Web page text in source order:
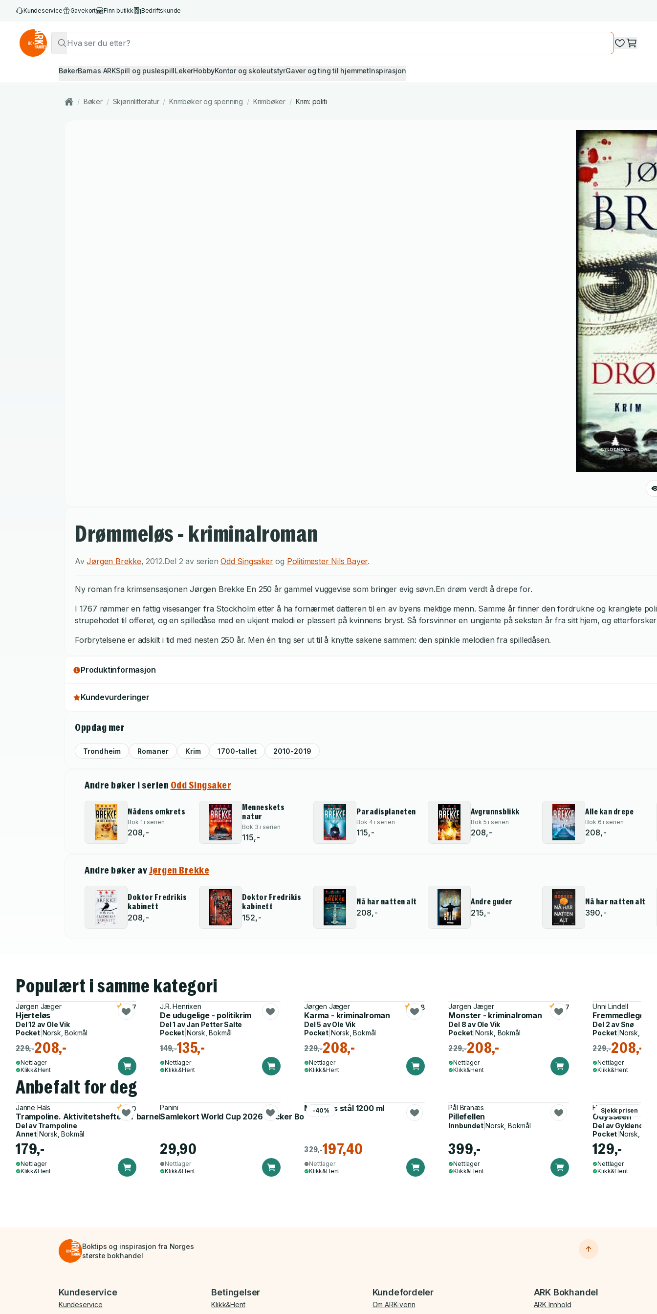
Kundeservice Gavekort Finn butikk Bedriftskunde
BøkerBarnas ARKSpill og puslespillLekerHobbyKontor og skoleutstyrGaver og ting til hjemmetInspirasjon
/ Bøker / Skjønnlitteratur / Krimbøker og spenning / Krimbøker / Krim: politi
Drømmeløs - kriminalroman
AvJørgen Brekke,2012.Del 2 av serienOdd Singsakerog Politimester Nils Bayer.
Ny roman fra krimsensasjonen Jørgen Brekke En 250 år gammel vuggevise som bringer evig søvn.En drøm verdt å drepe for.
I 1767 rømmer en fattig visesanger fra Stockholm etter å ha fornærmet datteren til en av byens mektige menn. Samme år finner den fordrukne og kranglete
strupehodet til offeret, og en spilledåse med en ukjent melodi er plassert på kvinnens bryst. Så forsvinner en ungjente på seksten år fra sitt hjem, og
Forbrytelsene er adskilt i tid med nesten 250 år. Men én ting ser ut til å knytte sakene sammen: den spinkle melodien fra spilledåsen.
Produktinformasjon
Kundevurderinger
Oppdag mer
Trondheim Romaner Krim 1700-tallet 2010-2019
Andre bøker i serien Odd Singsaker
Nådens omkrets
Bok 1 i serien
208,-
Menneskets
natur
Bok 3 i serien
115,-
Paradisplaneten
Bok 4 i serien
115,-
Avgrunnsblikk
Bok 5 i serien
208,-
Alle kan drepe
Bok 6 i serien
208,-
Andre bøker avJørgen Brekke
Doktor Fredrikis
kabinett
208,-
Doktor Fredrikis
kabinett
152,-
Nå har natten alt
208,-
Andre guder
215,-
Nå har natten alt
390,-
Populært i samme kategori
Jørgen Jæger
Hjerteløs
4.7
Del 12 av Ole Vik
Pocket| Norsk, Bokmål
229,-208,-
Nettlager
Klikk&Hent
J.R. Henrixen
De udugelige - politikrim
Del 1 avJan Petter Salte
Pocket| Norsk, Bokmål
149,-135,-
Nettlager
Klikk&Hent
Jørgen Jæger
Karma - kriminalroman
4.8
Del 5 avOle Vik
Pocket Norsk, Bokmål
229,-208,-
Nettlager
Klikk&Hent
Jørgen Jæger
Monster - kriminalroman
4.7
Del 8 av Ole Vik
Pocket Norsk, Bokmål
229,-208,-
Nettlager
Klikk&Hent
Unni Lindell
Del 2 avSnø
Pocket |Norsk,
229,-208,-
Nettlager
Klikk&Hent
Anbefalt for deg
Janne Hals
Trampoline. Aktivitetshefte for barnehagen
5.0
Del av Trampoline
Annet Norsk, Bokmål
179,-
Nettlager
Klikk&Hent
Panini
Samlekort World Cup 2026 Sticker Booster
29,90
Nettlager
Klikk&Hent
-40%
Matboks stål 1200 ml
329,-197,40
Nettlager
Klikk&Hent
Pål Branæs
Pillefellen
Innbundet|Norsk, Bokmål
399,-
Nettlager
Klikk&Hent
Sjekk prisen
Homer, John
Odysseen
Del av Gyldendal
Pocket |Norsk,
129,-
Nettlager
Klikk&Hent
Boktips og inspirasjon fra Norges
største bokhandel
Bunnmeny
Kundeservice
Kundeservice
Betingelser
Klikk&Hent
Kundefordeler
Om ARK-venn
ARK Bokhandel
ARK Innhold